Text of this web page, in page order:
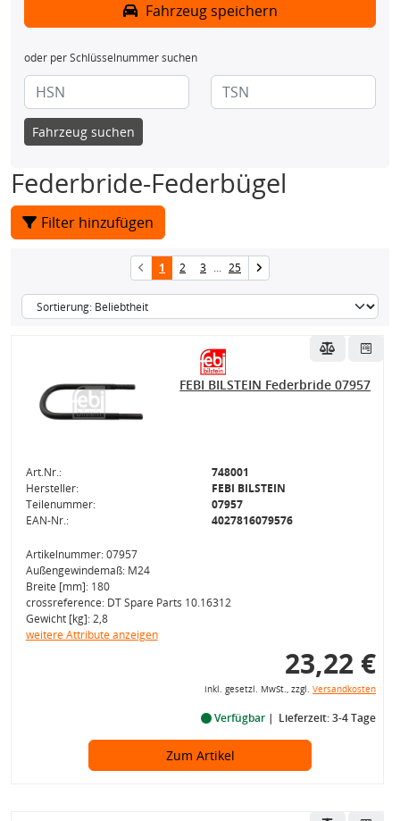
Fahrzeug speichern
oder per Schlüsselnummer suchen
Fahrzeug suchen
Federbride-Federbügel
Filter hinzufügen
1 2 3 ... 25
FEBI BILSTEIN Federbride 07957
Art.Nr.:
748001
Hersteller:
FEBI BILSTEIN
Teilenummer:
07957
EAN-Nr.:
4027816079576
Artikelnummer: 07957
Außengewindemaß: M24
Breite [mm]: 180
crossreference: DT Spare Parts 10.16312
Gewicht [kg]: 2,8
weitere Attribute anzeigen
23,22 €
inkl. gesetzl. MwSt., zzgl. Versandkosten
Verfügbar Lieferzeit: 3-4 Tage
Zum Artikel